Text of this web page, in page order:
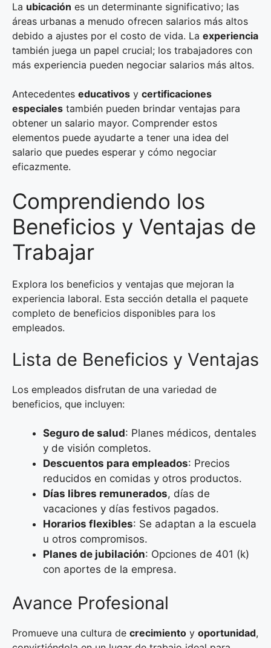
La ubicación es un determinante significativo; las
áreas urbanas a menudo ofrecen salarios más altos
debido a ajustes por el costo de vida. La experiencia
también juega un papel crucial; los trabajadores con
más experiencia pueden negociar salarios más altos.
Antecedentes educativos y certificaciones
especiales también pueden brindar ventajas para
obtener un salario mayor. Comprender estos
elementos puede ayudarte a tener una idea del
salario que puedes esperar y cómo negociar
eficazmente.
Comprendiendo los
Beneficios y Ventajas de
Trabajar
Explora los beneficios y ventajas que mejoran la
experiencia laboral. Esta sección detalla el paquete
completo de beneficios disponibles para los
empleados.
Lista de Beneficios y Ventajas
Los empleados disfrutan de una variedad de
beneficios, que incluyen:
Seguro de salud: Planes médicos, dentales
y de visión completos.
Descuentos para empleados: Precios
reducidos en comidas y otros productos.
Días libres remunerados, días de
vacaciones y días festivos pagados.
Horarios flexibles: Se adaptan a la escuela
u otros compromisos.
Planes de jubilación: Opciones de 401 (k)
con aportes de la empresa.
Avance Profesional
Promueve una cultura de crecimiento y oportunidad,